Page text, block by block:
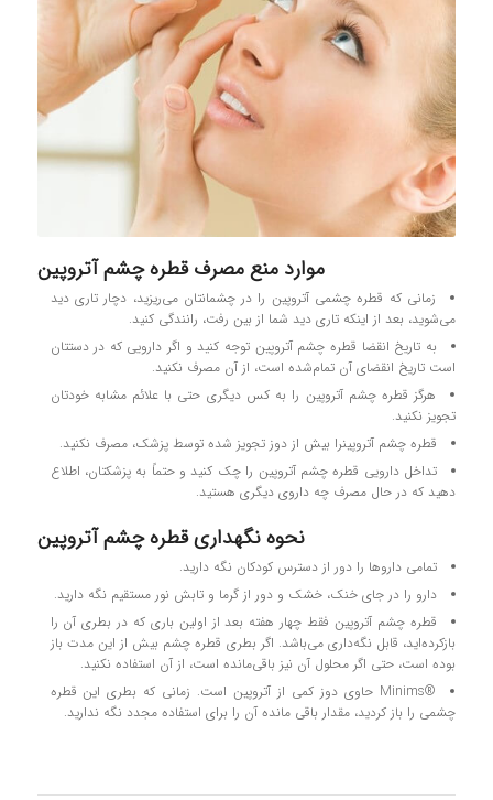
موارد منع مصرف قطره چشم آتروپین
زمانی که قطره چشمی آتروپین را در چشمانتان می‌ریزید، دچار تاری دید
می‌شوید، بعد از اینکه تاری دید شما از بین رفت، رانندگی کنید.
به تاریخ انقضا قطره چشم آتروپین توجه کنید و اگر دارویی که در دستتان
است تاریخ انقضای آن تمام‌شده است، از آن مصرف نکنید.
هرگز قطره چشم آتروپین را به کس دیگری حتی با علائم مشابه خودتان
تجویز نکنید.
قطره چشم آتروپینرا بیش از دوز تجویز شده توسط پزشک، مصرف نکنید.
تداخل دارویی قطره چشم آتروپین را چک کنید و حتماً به پزشکتان، اطلاع
دهید که در حال مصرف چه داروی دیگری هستید.
نحوه نگهداری قطره چشم آتروپین
تمامی داروها را دور از دسترس کودکان نگه‌ دارید.
دارو را در جای خنک، خشک و دور از گرما و تابش نور مستقیم نگه ‌دارید.
قطره چشم آتروپین فقط چهار هفته بعد از اولین باری که در بطری آن را
بازکرده‌اید، قابل نگه‌داری می‌باشد. اگر بطری قطره چشم بیش از این مدت باز
بوده است، حتی اگر محلول آن نیز باقی‌مانده است، از آن استفاده نکنید.
®Minims حاوی دوز کمی از آتروپین است. زمانی که بطری این قطره
چشمی را باز کردید، مقدار باقی مانده آن را برای استفاده مجدد نگه ندارید.